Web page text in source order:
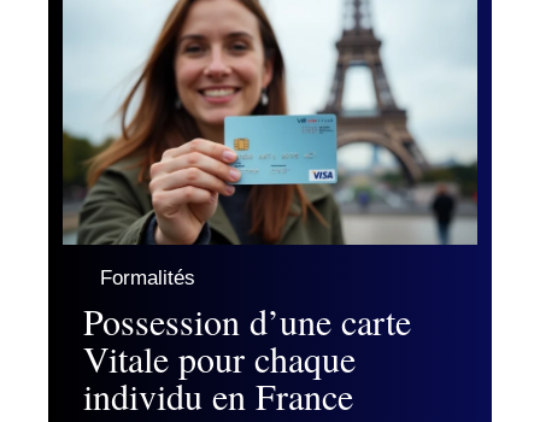
Formalités
Possession d’une carte
Vitale pour chaque
individu en France